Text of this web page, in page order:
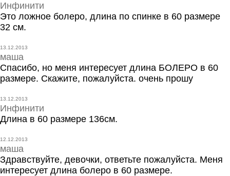
Инфинити
Это ложное болеро, длина по спинке в 60 размере
32 см.
13.12.2013
маша
Спасибо, но меня интересует длина БОЛЕРО в 60
размере. Скажите, пожалуйста. очень прошу
13.12.2013
Инфинити
Длина в 60 размере 136см.
12.12.2013
маша
Здравствуйте, девочки, ответьте пожалуйста. Меня
интересует длина болеро в 60 размере.